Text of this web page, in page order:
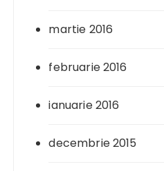
martie 2016
februarie 2016
ianuarie 2016
decembrie 2015